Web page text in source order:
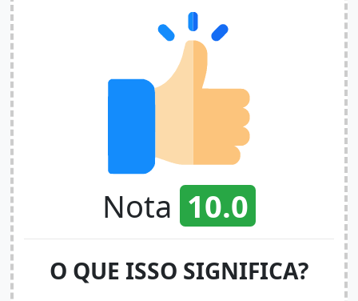
Nota 10.0
O QUE ISSO SIGNIFICA?